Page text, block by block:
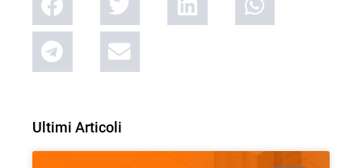
Ultimi Articoli